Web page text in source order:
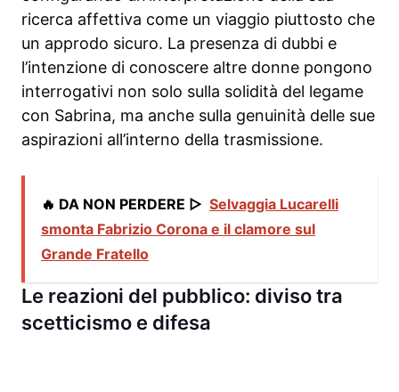
ricerca affettiva come un viaggio piuttosto che
un approdo sicuro. La presenza di dubbi e
l’intenzione di conoscere altre donne pongono
interrogativi non solo sulla solidità del legame
con Sabrina, ma anche sulla genuinità delle sue
aspirazioni all’interno della trasmissione.
🔥 DA NON PERDERE ▷ Selvaggia Lucarelli
smonta Fabrizio Corona e il clamore sul
Grande Fratello
Le reazioni del pubblico: diviso tra
scetticismo e difesa